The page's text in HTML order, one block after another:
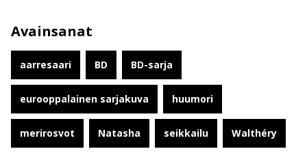
Avainsanat
aarresaari BD BD-sarja
eurooppalainen sarjakuva huumori
merirosvot Natasha seikkailu Walthéry